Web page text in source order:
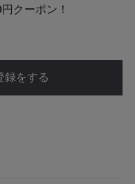
クーポン！
をする